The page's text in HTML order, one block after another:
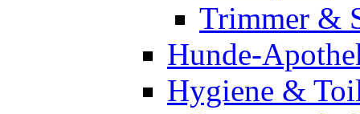
Trimmer &
Hunde-
Hygiene &